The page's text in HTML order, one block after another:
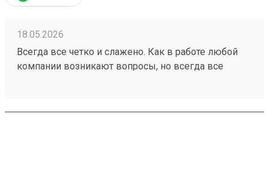
доставки. Заказ №260458209
18.05.2026
Всегда все четко и слажено. Как в работе любой
компании возникают вопросы, но всегда все